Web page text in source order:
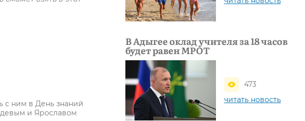
с ним в День знаний
и Ярославом
В Адыгее оклад учителя за 18 часов
будет равен МРОТ
473
читать новость